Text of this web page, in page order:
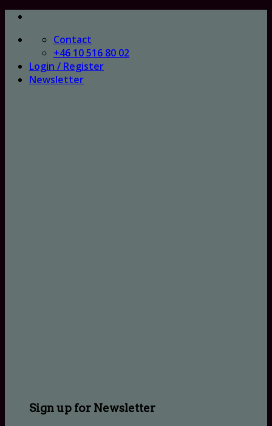
Skip
content
Contact
+46 10 516 80 02
Login / Register
Newsletter
Sign up for Newsletter